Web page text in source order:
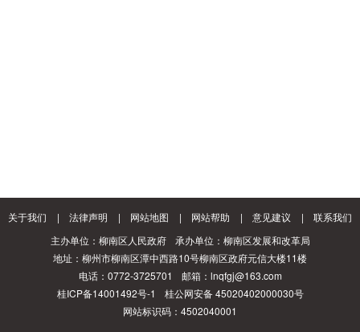
关于我们 | 法律声明 | 网站地图 | 网站帮助 | 意见建议 |
联系我们
主办单位：柳南区人民政府
承办单位：柳南区发展和改革局
地址：柳州市柳南区潭中西路10号柳南区政府元信大楼11楼
电话：0772-3725701
邮箱：lnqfgj@163.com
桂ICP备14001492号-1
桂公网安备 45020402000030号
网站标识码：4502040001